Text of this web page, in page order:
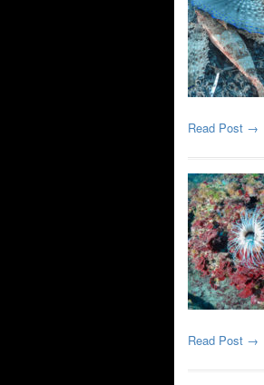
Read Post →
Read Post →